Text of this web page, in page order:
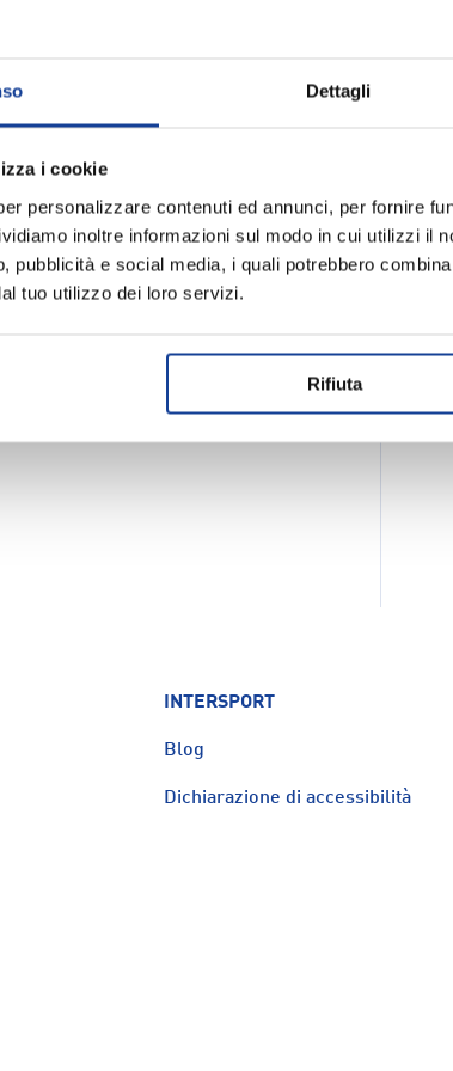
Dettagli
i cookie
personalizzare contenuti ed annunci, per fornire
inoltre informazioni sul modo in cui utilizzi il
pubblicità e social media, i quali potrebbero
tuo utilizzo dei loro servizi.
Rifiuta
l'ascolto open-ear con tecnologia
La 9a generazione di conduzione
sonora straordinaria. Con
microfono con cancellazione del
dello sport. La ricarica
ideali per l'uso quotidiano.
INTERSPORT
Blog
Dichiarazione di accessibilità